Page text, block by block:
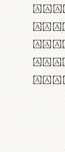
rn
Il1
CO